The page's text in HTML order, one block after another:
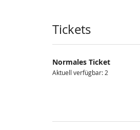
Produkte
Tickets
Normales Ticket
Aktuell verfügbar: 2